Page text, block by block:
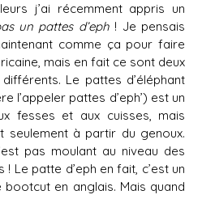
j’ai récemment appris un
un pattes d’eph! Je pensais
comme ça pour faire
mais en fait ce sont deux
Le pattes d’éléphant
l’appeler pattes d’eph’) est un
fesses et aux cuisses, mais
seulement à partir du genoux.
pas moulant au niveau des
Le patte d’eph en fait, c’est un
bootcut en anglais. Mais quand